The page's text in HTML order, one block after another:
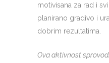
motivisana za rad i
planirano gradivo i
dobrim rezultatima.
Ova aktivnost